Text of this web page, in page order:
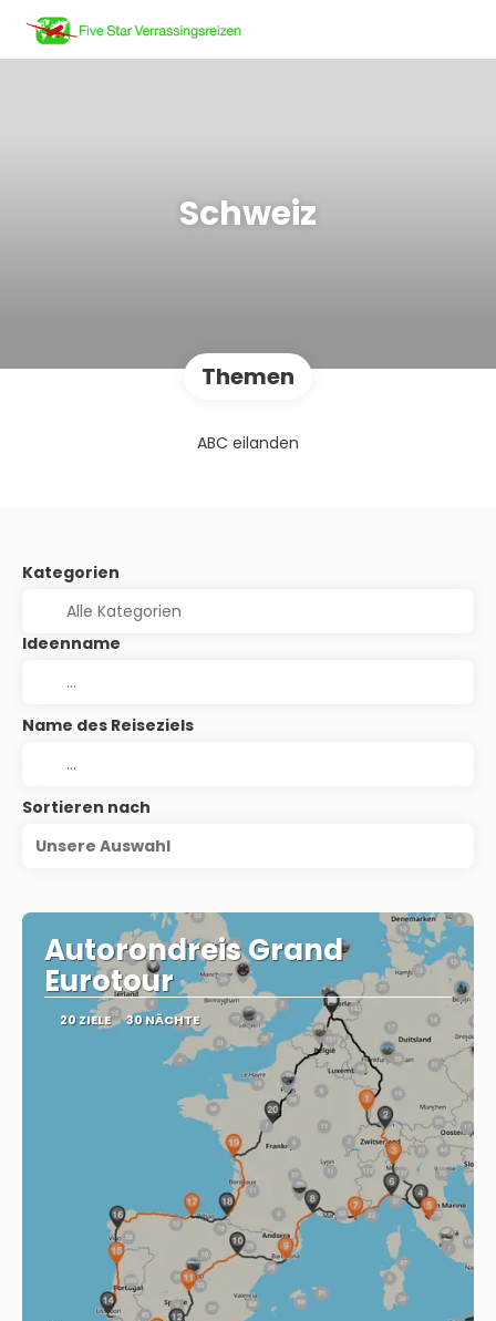
Schweiz
Themen
ABC eilanden
Kategorien
Ideenname
Name des Reiseziels
Sortieren nach
Unsere Auswahl
Autorondreis Grand
Eurotour
20 ZIELE 30 NÄCHTE